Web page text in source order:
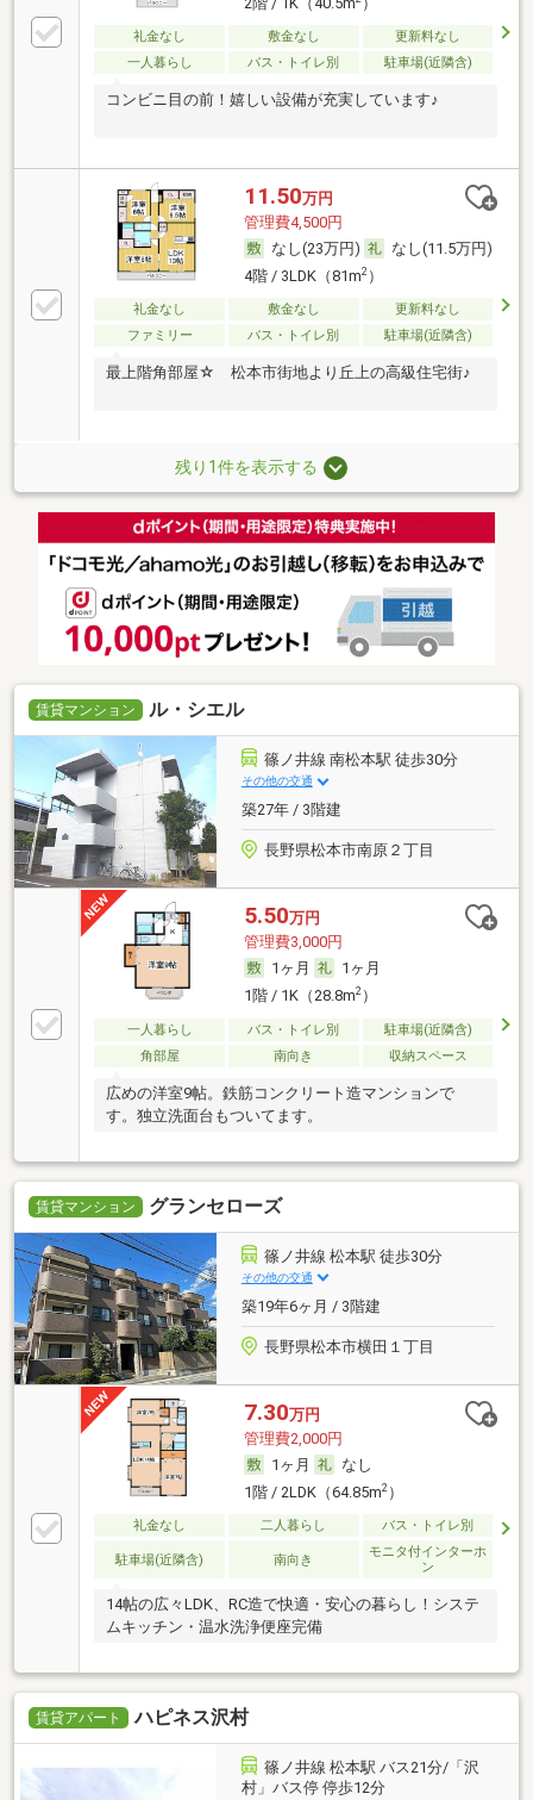
礼金なし 敷金なし
更新料なし
一人暮らし
バス・トイレ別 駐車場(近隣含)
コンビニ目の前！嬉しい設備が充実しています♪
11.50万円
管理費4,500円
なし(23万円)
なし(11.5万円)
4階 / 3LDK（81m2）
礼金なし 敷金なし
更新料なし
ファミリー
バス・トイレ別 駐車場(近隣含)
最上階角部屋☆ 松本市街地より丘上の高級住宅街♪
残り1件を表示する
賃貸マンション ル・シエル
篠ノ井線 南松本駅 徒歩30分
その他の交通
築27年 / 3階建
長野県松本市南原２丁目
5.50万円
管理費3,000円
1ヶ月
1ヶ月
1階 / 1K（28.8m2）
一人暮らし バス・トイレ別
駐車場(近隣含)
角部屋
南向き 収納スペース
広めの洋室9帖。鉄筋コンクリート造マンションで
す。独立洗面台もついてます。
賃貸マンション グランセローズ
篠ノ井線 松本駅 徒歩30分
その他の交通
築19年6ヶ月 / 3階建
長野県松本市横田１丁目
7.30万円
管理費2,000円
1ヶ月
なし
1階 / 2LDK（64.85m2）
礼金なし 二人暮らし バス・トイレ別
駐車場(近隣含) 南向き
モニタ付インターホ
ン
14帖の広々LDK、RC造で快適・安心の暮らし！システ
ムキッチン・温水洗浄便座完備
賃貸アパート ハピネス沢村
篠ノ井線 松本駅 バス21分/「沢
村」バス停 停歩12分